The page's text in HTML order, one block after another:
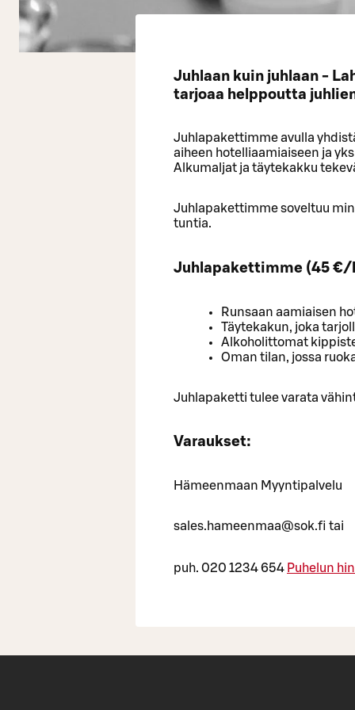
Juhlaan kuin juhlaan -
tarjoaa helppoutta
Juhlapakettimme avulla
aiheen hotelliaamiaiseen ja
Alkumaljat ja täytekakku
Juhlapakettimme soveltuu
tuntia.
Juhlapakettimme (45 €/
Runsaan aamiaisen
Täytekakun, joka
Alkoholittomat
Oman tilan, jossa
Juhlapaketti tulee varata
Varaukset:
Hämeenmaan Myyntipalvelu
sales.hameenmaa@sok.fi tai
puh. 020 1234 654 Puhelun